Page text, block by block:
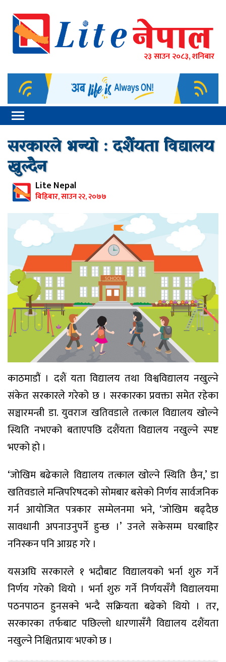
२३ साउन २०८३, शनिबार
सरकारले भन्यो : दशैंयता विद्यालय
खुल्दैन
Lite Nepal
बिहिबार, साउन २२, २०७७
काठमाडौं । दशैं यता विद्यालय तथा विश्वविद्यालय नखुल्ने
संकेत सरकारले गरेको छ । सरकारका प्रवक्ता समेत रहेका
सञ्चारमन्त्री डा. युवराज खतिवडाले तत्काल विद्यालय खोल्ने
स्थिति नभएको बताएपछि दशैंयता विद्यालय नखुल्ने स्पष्ट
भएको हो ।
‘जोखिम बढेकाले विद्यालय तत्काल खोल्ने स्थिति छैन,’ डा
खतिवडाले मन्त्रिपरिषदको सोमबार बसेको निर्णय सार्वजनिक
गर्न आयोजित पत्रकार सम्मेलनमा भने, ‘जोखिम बढ्दैछ
सावधानी अपनाउनुपर्ने हुन्छ ।’ उनले सकेसम्म घरबाहिर
ननिस्कन पनि आग्रह गरे ।
यसअघि सरकारले १ भदौबाट विद्यालयको भर्ना शुरु गर्ने
निर्णय गरेको थियो । भर्ना शुरु गर्ने निर्णयसँगै विद्यालयमा
पठनपाठन हुनसक्ने भन्दै सक्रियता बढेको थियो । तर,
सरकारका तर्फबाट पछिल्लो धारणासँगै विद्यालय दशैंयता
नखुल्ने निश्चितप्रायः भएको छ ।